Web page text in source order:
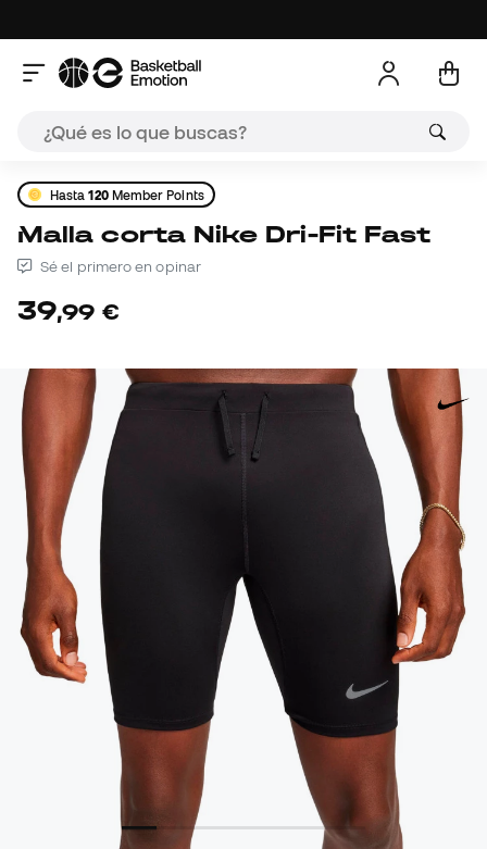
Hasta120Member Points
Malla corta Nike Dri-Fit Fast
Sé el primero en opinar
39,99 €